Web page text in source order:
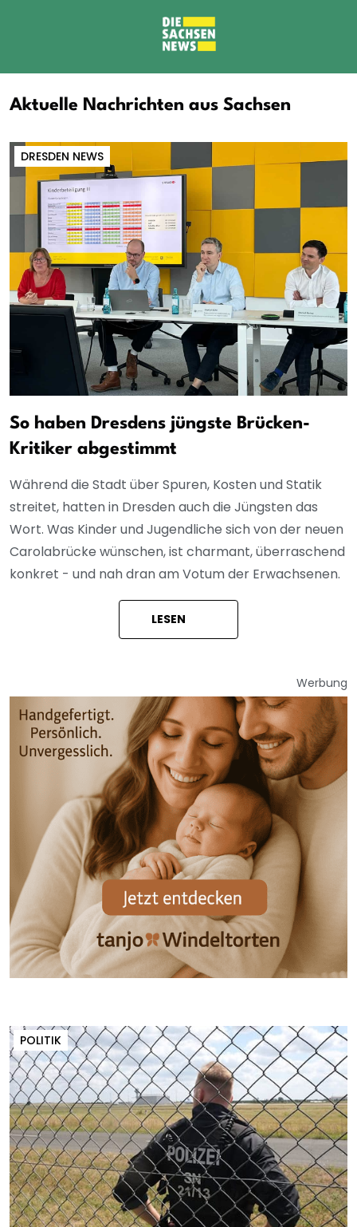
Aktuelle Nachrichten aus Sachsen
DRESDEN NEWS
So haben Dresdens jüngste Brücken-
Kritiker abgestimmt
Während die Stadt über Spuren, Kosten und Statik
streitet, hatten in Dresden auch die Jüngsten das
Wort. Was Kinder und Jugendliche sich von der neuen
Carolabrücke wünschen, ist charmant, überraschend
konkret - und nah dran am Votum der Erwachsenen.
LESEN
Werbung
POLITIK